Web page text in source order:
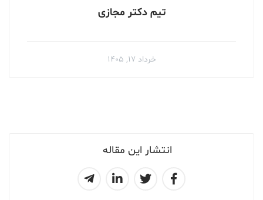
انتشار این مقاله
تیم دکتر مجازی
خرداد ۱۷, ۱۴۰۵